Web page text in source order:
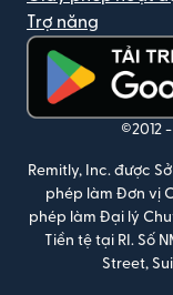
Trợ năng
(mở trong cửa sổ
©2012 -
Remitly, Inc. được
phép làm Đơn vị
phép làm Đại lý
Tiền tệ tại RI. Số
Street,